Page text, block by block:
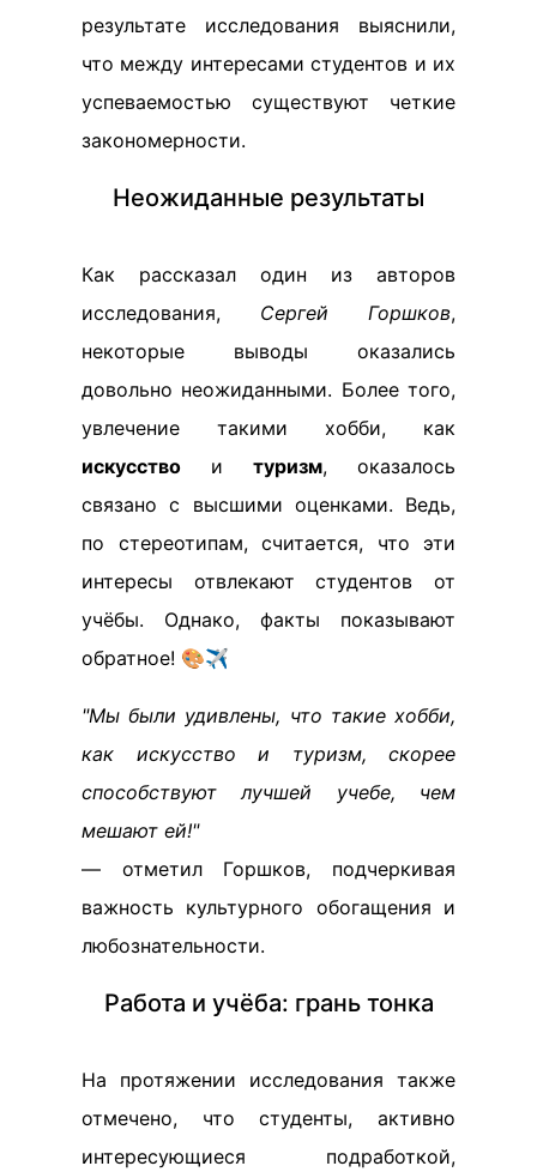
результате исследования выяснили,
что между интересами студентов и их
успеваемостью существуют четкие
закономерности.
Неожиданные результаты
Как рассказал один из авторов
исследования, Сергей Горшков,
некоторые выводы оказались
довольно неожиданными. Более того,
увлечение такими хобби, как
искусство и туризм, оказалось
связано с высшими оценками. Ведь,
по стереотипам, считается, что эти
интересы отвлекают студентов от
учёбы. Однако, факты показывают
обратное! 🎨✈️
"Мы были удивлены, что такие хобби,
как искусство и туризм, скорее
способствуют лучшей учебе, чем
мешают ей!"
— отметил Горшков, подчеркивая
важность культурного обогащения и
любознательности.
Работа и учёба: грань тонка
На протяжении исследования также
отмечено, что студенты, активно
интересующиеся подработкой,